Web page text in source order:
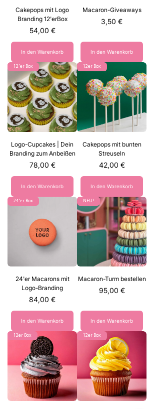
Cakepops mit Logo
Branding 12'erBox
Preis
54,00 €
In den Warenkorb
Macaron-Giveaways
Preis
3,50 €
In den Warenkorb
12'er Box
Logo-Cupcakes | Dein
Branding zum Anbeißen
Preis
78,00 €
In den Warenkorb
12er Box
Cakepops mit bunten
Streuseln
Preis
42,00 €
In den Warenkorb
24'er Box
24'er Macarons mit
Logo-Branding
Preis
84,00 €
In den Warenkorb
NEU!
Macaron-Turm bestellen
Preis
95,00 €
In den Warenkorb
12er Box 12er Box